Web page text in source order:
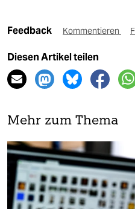
Feedback Kommentieren
Diesen Artikel teilen
Mehr zum Thema